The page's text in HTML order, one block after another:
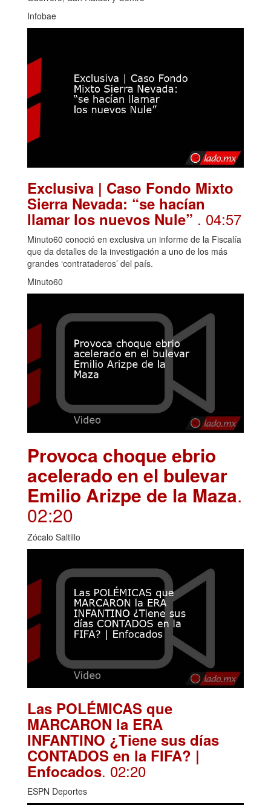
Infobae
Exclusiva | Caso Fondo Mixto
Sierra Nevada: “se hacían
llamar los nuevos Nule” . 04:57
Minuto60 conoció en exclusiva un informe de la Fiscalía
que da detalles de la investigación a uno de los más
grandes ‘contrataderos’ del país.
Minuto60
Provoca choque ebrio
acelerado en el bulevar
Emilio Arizpe de la Maza.
02:20
Zócalo Saltillo
Las POLÉMICAS que
MARCARON la ERA
INFANTINO ¿Tiene sus días
CONTADOS en la FIFA? |
Enfocados. 02:20
ESPN Deportes